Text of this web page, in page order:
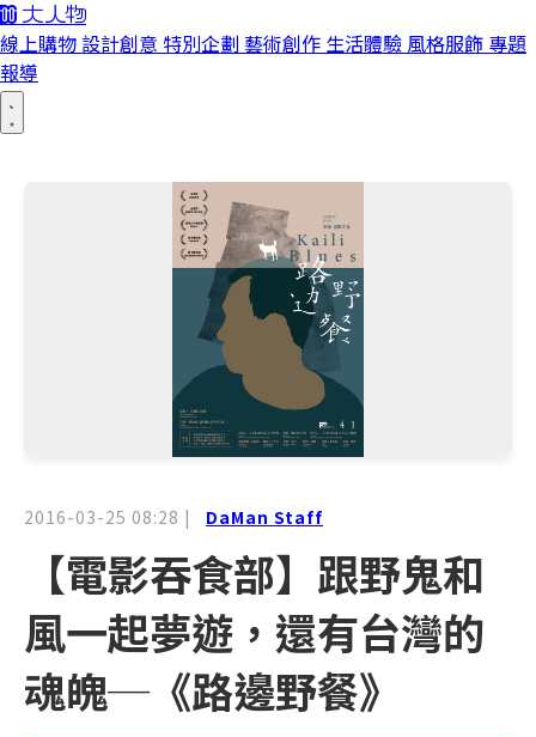
線上購物 設計創意 特別企劃 藝術創作 生活體驗 風格服飾 專題
報導
2016-03-25 08:28 | DaMan Staff
【電影吞食部】跟野鬼和
風一起夢遊，還有台灣的
魂魄─《路邊野餐》